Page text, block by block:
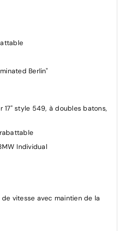
Berlin"
17" style 549, à doubles batons,
Individual
vitesse avec maintien de la